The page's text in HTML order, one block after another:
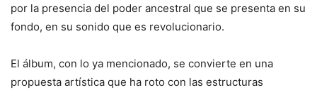
por la presencia del poder ancestral que se presenta en su
fondo, en su sonido que es revolucionario.
El álbum, con lo ya mencionado, se convierte en una
propuesta artística que ha roto con las estructuras